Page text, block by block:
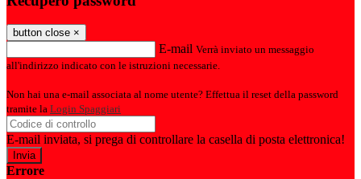
button close ×
E-mail Verrà inviato un messaggio
all'indirizzo indicato con le istruzioni necessarie.
Non hai una e-mail associata al nome utente? Effettua il reset della password
tramite la Login Spaggiari
E-mail inviata, si prega di controllare la casella di posta elettronica!
Errore